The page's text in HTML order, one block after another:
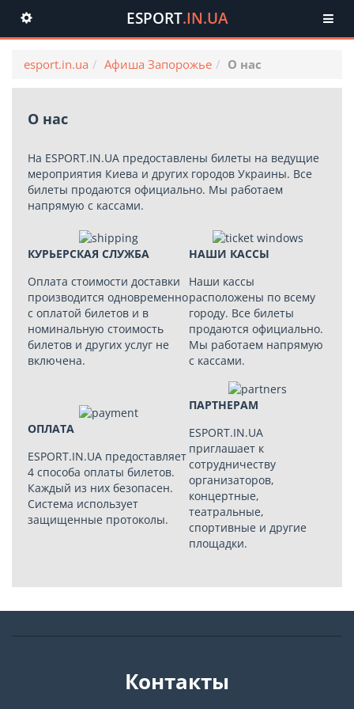
Toggle
navigation
ESPORT.IN.UA
esport.in.ua Афиша Запорожье О нас
О нас
На ESPORT.IN.UA предоставлены билеты на ведущие
мероприятия Киева и других городов Украины. Все
билеты продаются официально. Мы работаем
напрямую с кассами.
КУРЬЕРСКАЯ СЛУЖБА
Оплата стоимости доставки
производится одновременно
с оплатой билетов и в
номинальную стоимость
билетов и других услуг не
включена.
НАШИ КАССЫ
Наши кассы
расположены по всему
городу. Все билеты
продаются официально.
Мы работаем напрямую
с кассами.
ОПЛАТА
ESPORT.IN.UA предоставляет
4 способа оплаты билетов.
Каждый из них безопасен.
Система использует
защищенные протоколы.
ПАРТНЕРАМ
ESPORT.IN.UA
приглашает к
сотрудничеству
организаторов,
концертные,
театральные,
спортивные и другие
площадки.
Контакты